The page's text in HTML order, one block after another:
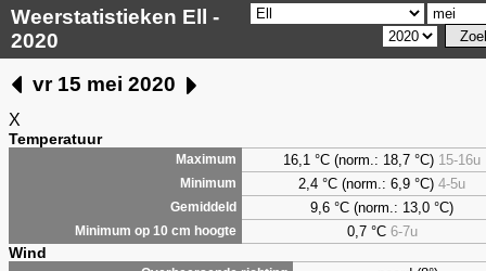
Weerstatistieken Ell -
2020
vr 15 mei 2020
X
Temperatuur
Maximum 16,1 °C (norm.: 18,7 °C) 15-16u
Minimum 2,4 °C (norm.: 6,9 °C) 4-5u
Gemiddeld 9,6 °C (norm.: 13,0 °C)
Minimum op 10 cm hoogte 0,7°C 6-7u
Wind